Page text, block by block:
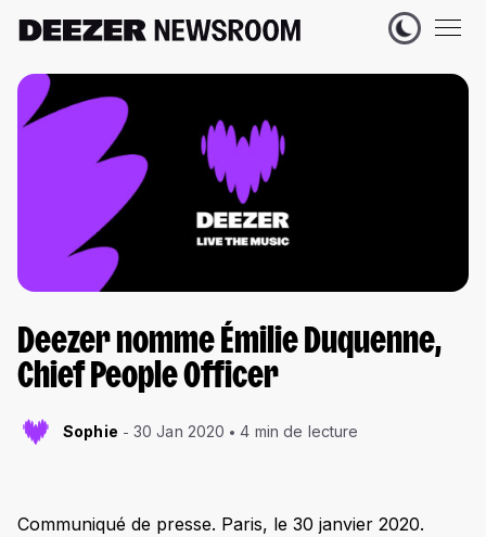
Deezer nomme Émilie Duquenne,
Chief People Officer
Sophie 30 Jan 2020 4 min de lecture
Communiqué de presse. Paris, le 30 janvier 2020.